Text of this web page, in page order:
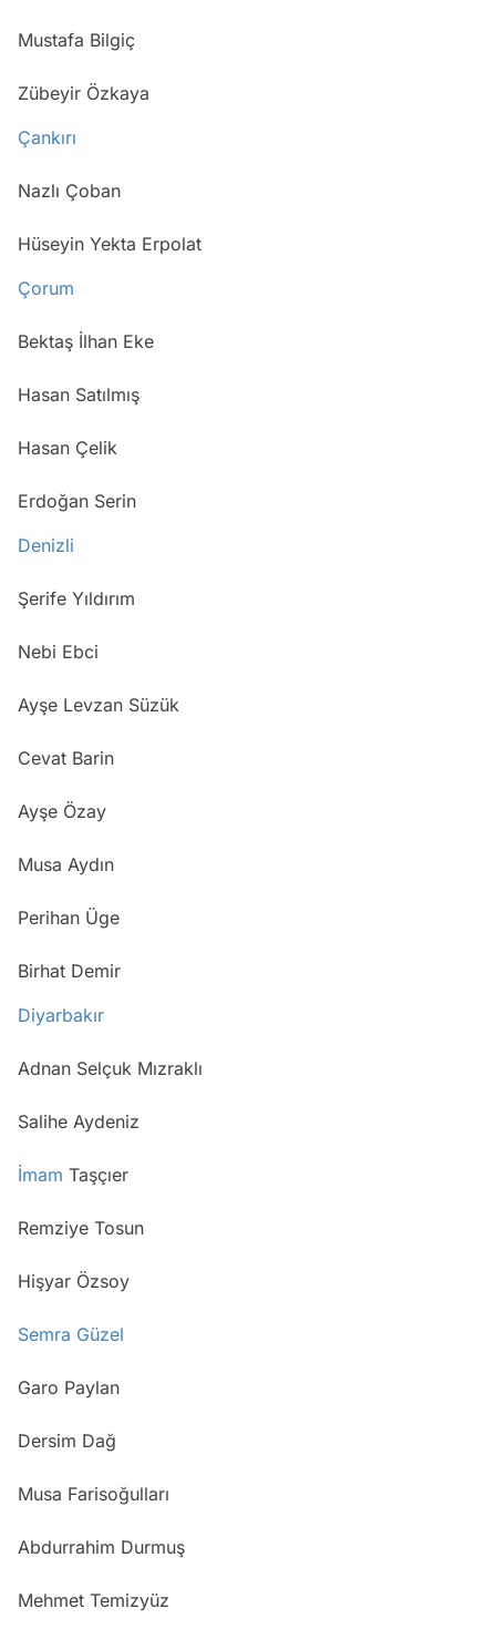
Mustafa Bilgiç
Zübeyir Özkaya
Çankırı
Nazlı Çoban
Hüseyin Yekta Erpolat
Çorum
Bektaş İlhan Eke
Hasan Satılmış
Hasan Çelik
Erdoğan Serin
Denizli
Şerife Yıldırım
Nebi Ebci
Ayşe Levzan Süzük
Cevat Barin
Ayşe Özay
Musa Aydın
Perihan Üge
Birhat Demir
Diyarbakır
Adnan Selçuk Mızraklı
Salihe Aydeniz
İmam Taşçıer
Remziye Tosun
Hişyar Özsoy
Semra Güzel
Garo Paylan
Dersim Dağ
Musa Farisoğulları
Abdurrahim Durmuş
Mehmet Temizyüz